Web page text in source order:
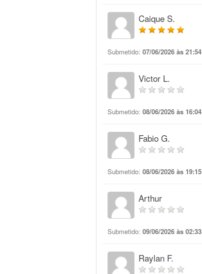
Caique S.
Submetido: 07/06/2026 às 21:54
Victor L.
Submetido: 08/06/2026 às 16:04
Fabio G.
Submetido: 08/06/2026 às 19:15
Arthur
Submetido: 09/06/2026 às 02:33
Raylan F.